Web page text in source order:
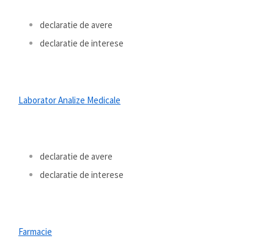
declaratie de avere
declaratie de interese
Laborator Analize Medicale
declaratie de avere
declaratie de interese
Farmacie